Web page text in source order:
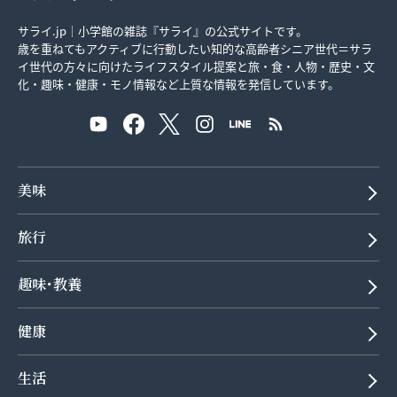
サライ.jp｜小学館の雑誌『サライ』の公式サイトです。
歳を重ねてもアクティブに行動したい知的な高齢者シニア世代＝サラ
イ世代の方々に向けたライフスタイル提案と旅・食・人物・歴史・文
化・趣味・健康・モノ情報など上質な情報を発信しています。
美味
旅行
趣味･教養
健康
生活